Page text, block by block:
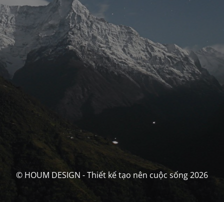
© HOUM DESIGN - Thiết kế tạo nên cuộc sống 2026